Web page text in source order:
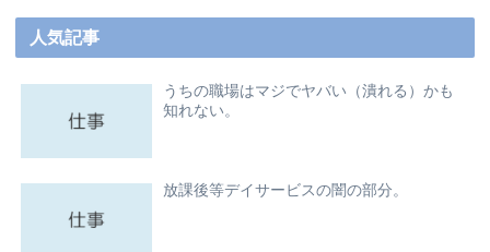
人気記事
うちの職場はマジでヤバい（潰れる）かも
知れない。
放課後等デイサービスの闇の部分。